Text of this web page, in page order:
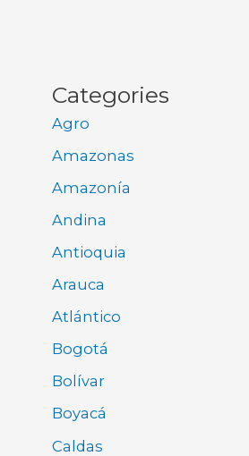
Categories
Agro
Amazonas
Amazonía
Andina
Antioquia
Arauca
Atlántico
Bogotá
Bolívar
Boyacá
Caldas